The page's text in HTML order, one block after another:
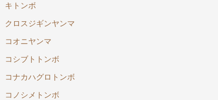
キトンボ
クロスジギンヤンマ
コオニヤンマ
コシブトトンボ
コナカハグロトンボ
コノシメトンボ